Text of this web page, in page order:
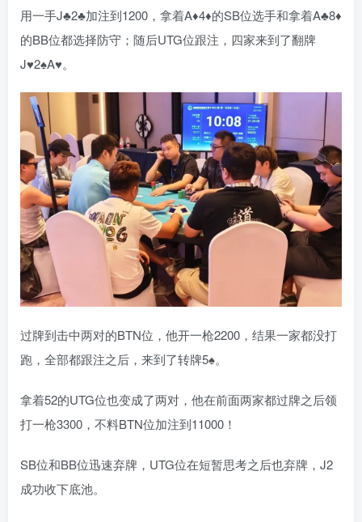
用一手J♣️2♣️加注到1200，拿着A♦️4♦️的SB位选手和拿着A♣️8♦️
的BB位都选择防守；随后UTG位跟注，四家来到了翻牌
J♥️2♠️A♥️。
过牌到击中两对的BTN位，他开一枪2200，结果一家都没打
跑，全部都跟注之后，来到了转牌5♠️。
拿着52的UTG位也变成了两对，他在前面两家都过牌之后领
打一枪3300，不料BTN位加注到11000！
SB位和BB位迅速弃牌，UTG位在短暂思考之后也弃牌，J2
成功收下底池。